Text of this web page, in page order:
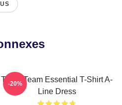
The A Team Essential T-Shirt A-
Line Dress
-20%